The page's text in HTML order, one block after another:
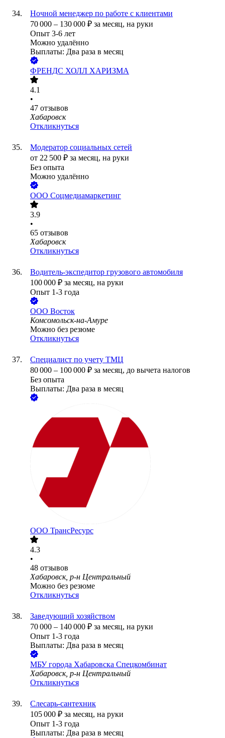
Ночной менеджер по работе с клиентами
70 000 – 130 000 ₽ за месяц, на руки
Опыт 3-6 лет
Можно удалённо
Выплаты: Два раза в месяц
ФРЕНДС ХОЛЛ ХАРИЗМА
4.1
•
47 отзывов
Хабаровск
Откликнуться
Модератор социальных сетей
от 22 500 ₽ за месяц, на руки
Без опыта
Можно удалённо
ООО Соцмедиамаркетинг
3.9
•
65 отзывов
Хабаровск
Откликнуться
Водитель-экспедитор грузового автомобиля
100 000 ₽ за месяц, на руки
Опыт 1-3 года
ООО Восток
Комсомольск-на-Амуре
Можно без резюме
Откликнуться
Специалист по учету ТМЦ
80 000 – 100 000 ₽ за месяц, до вычета налогов
Без опыта
Выплаты: Два раза в месяц
ООО ТрансРесурс
4.3
•
48 отзывов
Хабаровск, р-н Центральный
Можно без резюме
Откликнуться
Заведующий хозяйством
70 000 – 140 000 ₽ за месяц, на руки
Опыт 1-3 года
Выплаты: Два раза в месяц
МБУ города Хабаровска Спецкомбинат
Хабаровск, р-н Центральный
Откликнуться
Слесарь-сантехник
105 000 ₽ за месяц, на руки
Опыт 1-3 года
Выплаты: Два раза в месяц